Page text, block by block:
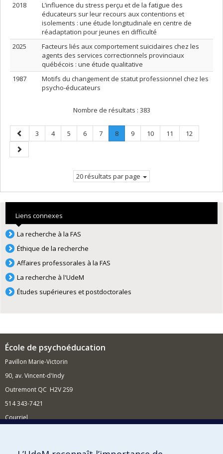
2018
L’influence du stress perçu et de la fatigue des
éducateurs sur leur recours aux contentions et
isolements : une étude longitudinale en centre de
réadaptation pour jeunes en difficulté
2025
Facteurs liés aux comportement suicidaires chez les
agents des services correctionnels provinciaux
québécois : une étude qualitative
1987
Motifs du changement de statut professionnel chez les
psycho-éducateurs
Nombre de résultats : 383
Page
précédente
Page
3 Page
4 Page
5 Page
6 Page
7 Page
8.
Page
Page
9 Page
10 Page
11 Page
12
Page
suivante
20 résultats par page
Liens connexes
La recherche à la FAS
Éthique de la recherche
Affaires professorales à la FAS
La recherche à l'UdeM
Études supérieures et postdoctorales
École de psychoéducation
Pavillon Marie-Victorin
90, av. Vincent-d'Indy
Outremont QC H2V 2S9
514 343-7421
Courriel
Comment soutenir l'École?